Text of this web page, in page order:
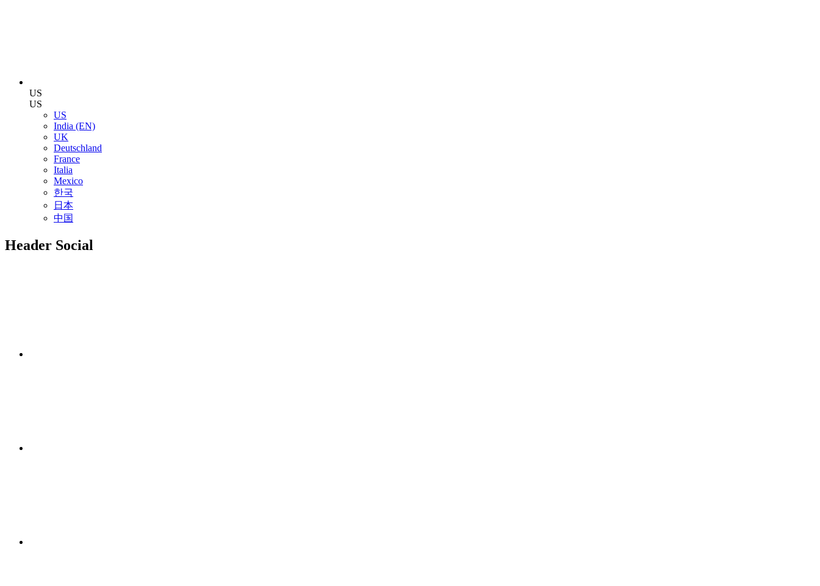
US
US
US
India (EN)
UK
Deutschland
France
Italia
Mexico
한국
日本
中国
Header Social